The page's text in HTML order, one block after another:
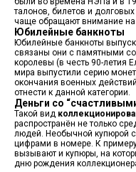
талонов, билетов и
чаще обращают внимание на
Юбилейные банкноты
Юбилейные банкноты
связаны они с памятными
королевы (в честь 90-летия
мира выпустили серию
окончания военных
отнести к данной категории.
Деньги со
Такой вид
распространён не только
людей. Необычной купюрой
цифрами в номере. К
вызывают и купюры, на
дню рождения